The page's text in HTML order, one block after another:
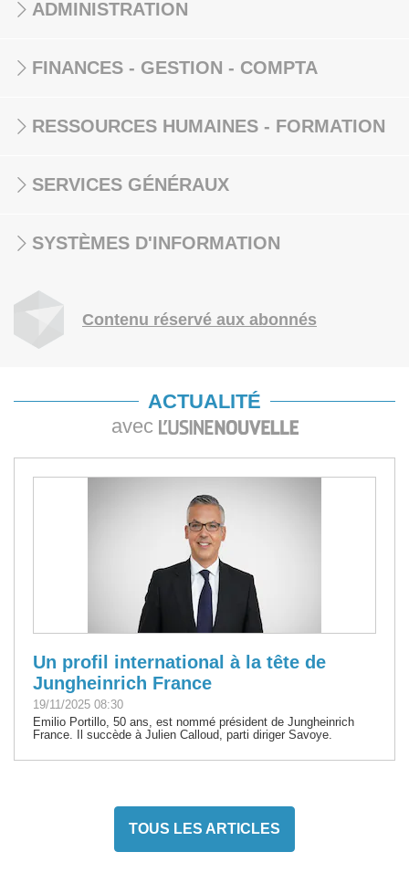
ADMINISTRATION
FINANCES - GESTION - COMPTA
RESSOURCES HUMAINES - FORMATION
SERVICES GÉNÉRAUX
SYSTÈMES D'INFORMATION
Contenu réservé aux abonnés
ACTUALITÉ
avec
Un profil international à la tête de
Jungheinrich France
19/11/2025 08:30
Emilio Portillo, 50 ans, est nommé président de Jungheinrich
France. Il succède à Julien Calloud, parti diriger Savoye.
TOUS LES ARTICLES